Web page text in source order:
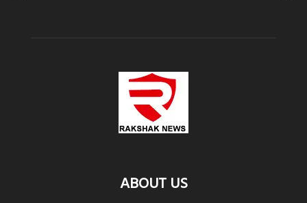
ABOUT US